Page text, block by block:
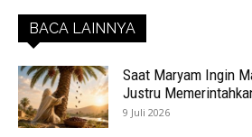
BACA LAINNYA
Saat Maryam Ingin
Justru
9 Juli 2026